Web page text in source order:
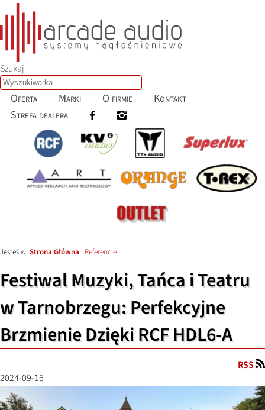
Szukaj
Oferta Marki O firmie
Kontakt
Strefa dealera
Jesteś w: Strona Główna | Referencje
Festiwal Muzyki, Tańca i Teatru
w Tarnobrzegu: Perfekcyjne
Brzmienie Dzięki RCF HDL6-A
RSS
2024-09-16